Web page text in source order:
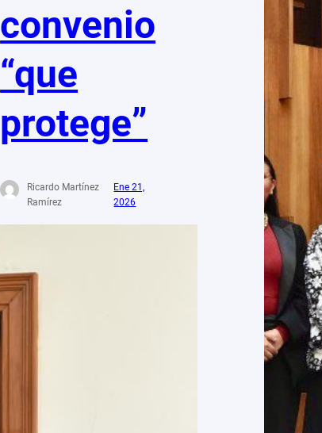
convenio
“que
protege”
Ricardo Martínez
Ramírez
Ene 21,
2026